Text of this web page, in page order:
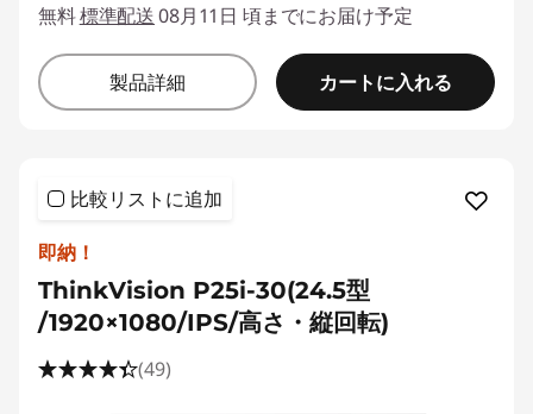
無料標準配送08月11日 頃までにお届け予定
製品詳細 カートに入れる
比較リストに追加
即納！
ThinkVision P25i-30(24.5型
/1920×1080/IPS/高さ・縦回転)
(49)